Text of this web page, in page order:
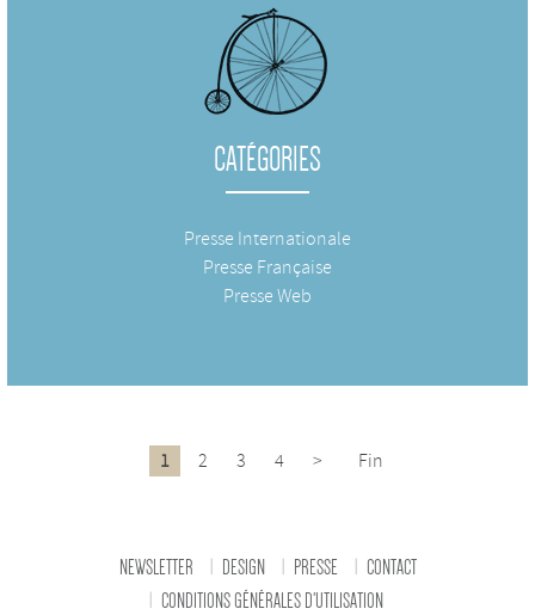
CATÉGORIES
Presse Internationale
Presse Française
Presse Web
1 2 3 4 > Fin
NEWSLETTER DESIGN PRESSE
CONTACT
CONDITIONS GÉNÉRALES D'UTILISATION